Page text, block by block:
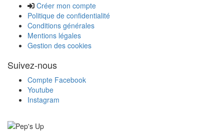
Créer mon compte
Politique de confidentialité
Conditions générales
Mentions légales
Gestion des cookies
Suivez-nous
Compte Facebook
Youtube
Instagram